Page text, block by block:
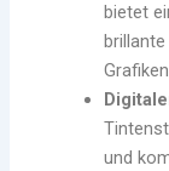
bietet
und